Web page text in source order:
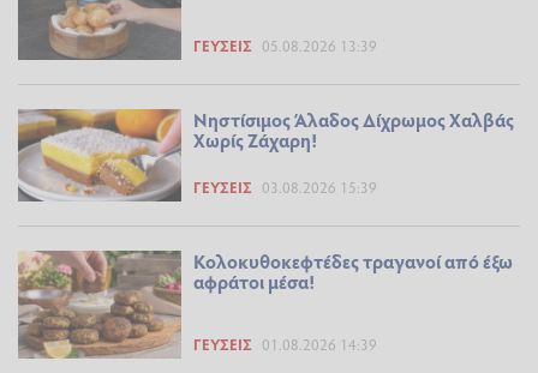
ΓΕΎΣΕΙΣ 05.08.2026 13:39
Νηστίσιμος Άλαδος Δίχρωμος Χαλβάς
Χωρίς Ζάχαρη!
ΓΕΎΣΕΙΣ 03.08.2026 15:39
Κολοκυθοκεφτέδες τραγανοί από έξω
αφράτοι μέσα!
ΓΕΎΣΕΙΣ 01.08.2026 14:39